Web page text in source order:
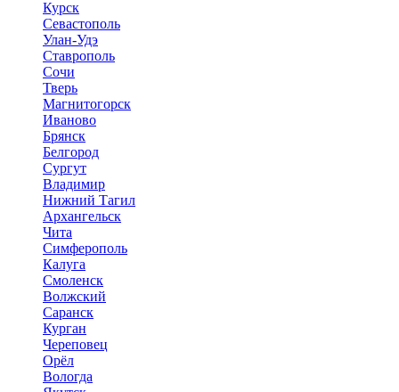
Курск
Севастополь
Улан-Удэ
Ставрополь
Сочи
Тверь
Магнитогорск
Иваново
Брянск
Белгород
Сургут
Владимир
Нижний Тагил
Архангельск
Чита
Симферополь
Калуга
Смоленск
Волжский
Саранск
Курган
Череповец
Орёл
Вологда